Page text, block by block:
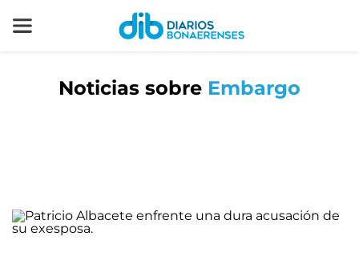
Noticias sobre Embargo